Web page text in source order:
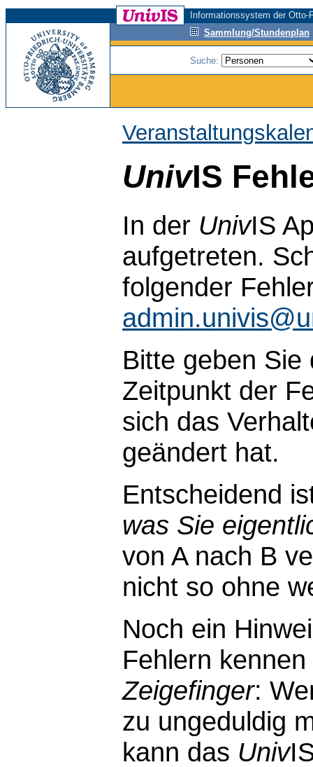
Informationssystem der
Sammlung/Stundenplan
Suche:
UnivIS
In der UnivIS
aufgetreten.
folgender
Bitte geben
Zeitpunkt der
sich das
geändert hat.
Entscheidend
was Sie
von A nach B
nicht so ohne
Noch ein
Fehlern
Zeigefinger:
zu ungeduldig
kann das Univ